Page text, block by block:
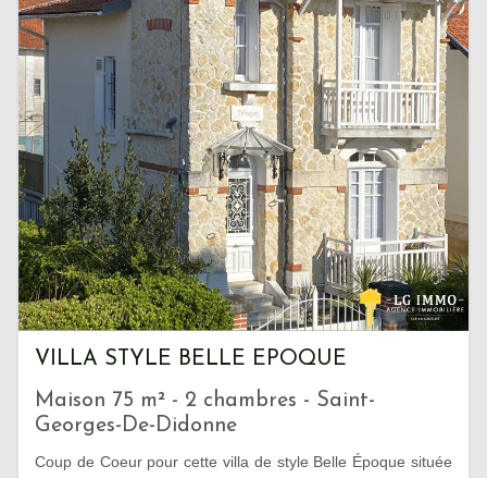
VILLA STYLE BELLE EPOQUE
Maison 75 m² - 2 chambres - Saint-
Georges-De-Didonne
Coup de Coeur pour cette villa de style Belle Époque située